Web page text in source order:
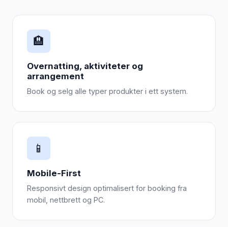
🏨
Overnatting, aktiviteter og
arrangement
Book og selg alle typer produkter i ett system.
📱
Mobile-First
Responsivt design optimalisert for booking fra
mobil, nettbrett og PC.